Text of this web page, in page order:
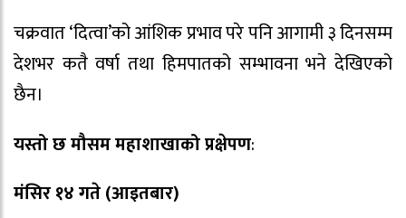
चक्रवात ‘दित्वा’को आंशिक प्रभाव परे पनि आगामी ३ दिनसम्म
देशभर कतै वर्षा तथा हिमपातको सम्भावना भने देखिएको
छैन।
यस्तो छ मौसम महाशाखाको प्रक्षेपण:
मंसिर १४ गते (आइतबार)